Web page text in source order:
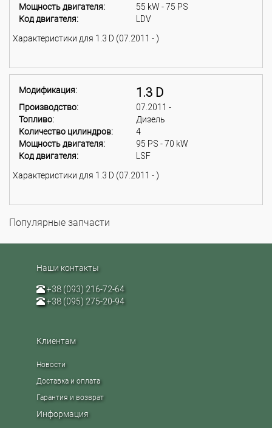
Мощность двигателя:
55 kW - 75 PS
Код двигателя:
LDV
Характеристики для 1.3 D (07.2011 - )
Модификация: 1.3 D
Производство:
07.2011 -
Топливо:
Дизель
Количество цилиндров:
4
Мощность двигателя:
95 PS - 70 kW
Код двигателя:
LSF
Характеристики для 1.3 D (07.2011 - )
Популярные запчасти
Наши контакты
+38 (093) 216-72-64
+38 (095) 275-20-94
Клиентам
Новости
Доставка и оплата
Гарантия и возврат
Информация